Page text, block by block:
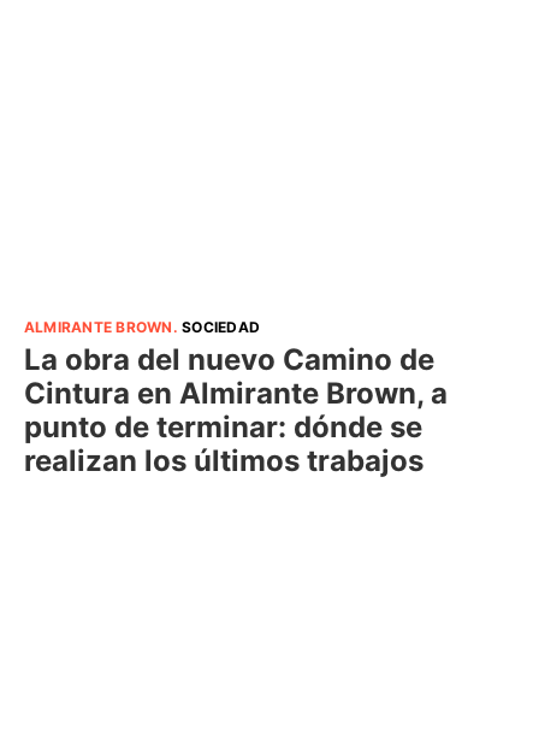
ALMIRANTE BROWN .SOCIEDAD
La obra del nuevo Camino de
Cintura en Almirante Brown, a
punto de terminar: dónde se
realizan los últimos trabajos